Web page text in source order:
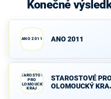
Konečné
ANO 2011 ANO 2011
STAROSTOVÉ
PRO
OLOMOUCKÝ
KRAJ
STAROSTOVÉ
OLOMOUCKÝ